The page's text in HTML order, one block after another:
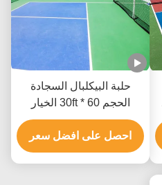
حلبة البيكلبال السجادة
الحجم 60 * 30ft الخيار
للحصول على أداء طويل
الأمد
احصل على افضل سعر